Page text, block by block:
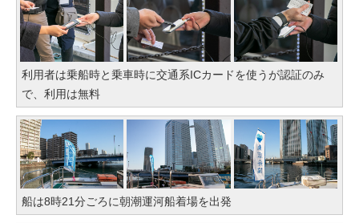
利用者は乗船時と乗車時に交通系ICカードを使うが認証のみ
で、利用は無料
船は8時21分ごろに朝潮運河船着場を出発